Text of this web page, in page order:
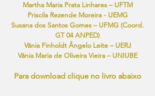
Martha Maria Prata Linhares – UFTM
Priscila Rezende Moreira - UEMG
Susana dos Santos Gomes – UFMG (Coord.
GT 04 ANPED)
Vânia Finholdt Ângelo Leite – UERJ
Vânia Maria de Oliveira Vieira – UNIUBE
Para download clique no livro abaixo